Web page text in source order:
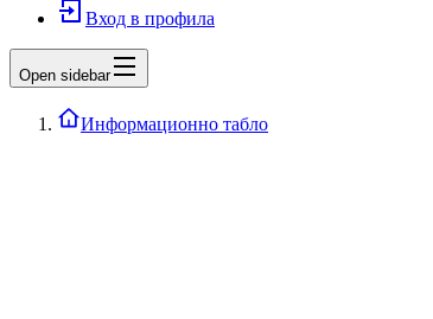
Вход в профила
Open sidebar
Информационно табло